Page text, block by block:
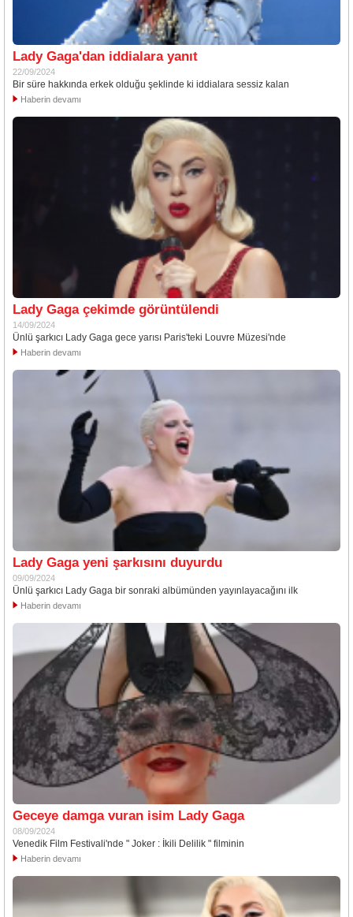
Lady Gaga'dan iddialara yanıt
22/09/2024
Bir süre hakkında erkek olduğu şeklinde ki iddialara sessiz kalan
Haberin devamı
Lady Gaga çekimde görüntülendi
14/09/2024
Ünlü şarkıcı Lady Gaga gece yarısı Paris'teki Louvre Müzesi'nde
Haberin devamı
Lady Gaga yeni şarkısını duyurdu
09/09/2024
Ünlü şarkıcı Lady Gaga bir sonraki albümünden yayınlayacağını ilk
Haberin devamı
Geceye damga vuran isim Lady Gaga
08/09/2024
Venedik Film Festivali'nde " Joker : İkili Delilik " filminin
Haberin devamı